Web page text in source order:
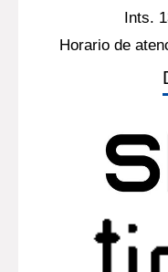
Ints.
Horario de